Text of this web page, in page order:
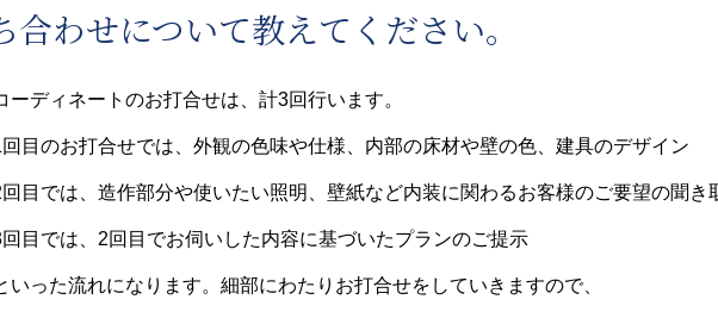
わせについて教えてください。
ーディネートのお打合せは、計3回行います。
回目のお打合せでは、外観の色味や仕様、内部の床材や壁の色、建具のデザイン
回目では、造作部分や使いたい照明、壁紙など内装に関わるお客様のご要望の聞き
目では、2回目でお伺いした内容に基づいたプランのご提示
いった流れになります。細部にわたりお打合せをしていきますので、